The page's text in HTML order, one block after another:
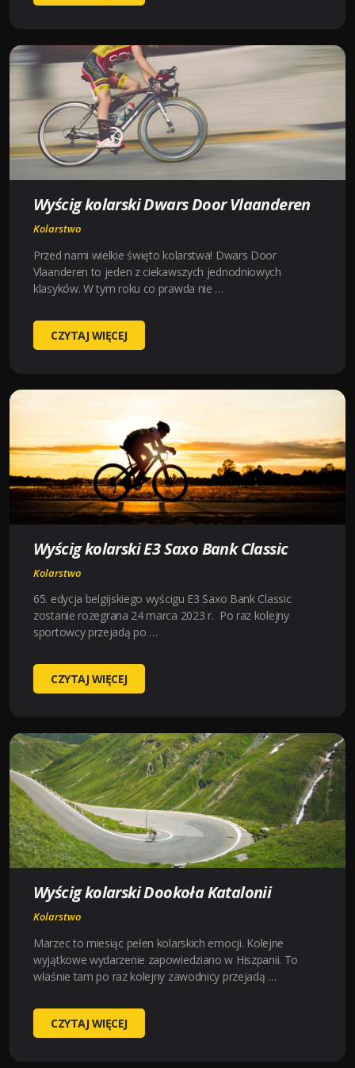
KOLARSKI
SAN
REMO
Wyścig kolarski Dwars Door Vlaanderen
Kolarstwo
Przed nami wielkie święto kolarstwa! Dwars Door
Vlaanderen to jeden z ciekawszych jednodniowych
klasyków. W tym roku co prawda nie …
WYŚCIG
KOLARSKI
DOOR
VLAANDEREN
CZYTAJ WIĘCEJ
Wyścig kolarski E3 Saxo Bank Classic
Kolarstwo
65. edycja belgijskiego wyścigu E3 Saxo Bank Classic
zostanie rozegrana 24 marca 2023 r. Po raz kolejny
sportowcy przejadą po …
WYŚCIG
KOLARSKI
SAXO
BANK
CLASSIC
CZYTAJ WIĘCEJ
Wyścig kolarski Dookoła Katalonii
Kolarstwo
Marzec to miesiąc pełen kolarskich emocji. Kolejne
wyjątkowe wydarzenie zapowiedziano w Hiszpanii. To
właśnie tam po raz kolejny zawodnicy przejadą …
WYŚCIG
KOLARSKI
CZYTAJ WIĘCEJ